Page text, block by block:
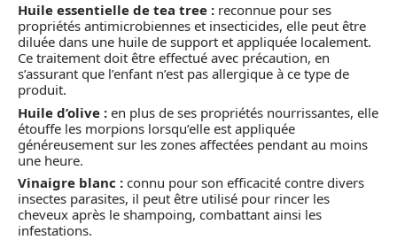
Huile essentielle de tea tree : reconnue pour ses
propriétés antimicrobiennes et insecticides, elle peut être
diluée dans une huile de support et appliquée localement.
Ce traitement doit être effectué avec précaution, en
s’assurant que l’enfant n’est pas allergique à ce type de
produit.
Huile d’olive : en plus de ses propriétés nourrissantes, elle
étouffe les morpions lorsqu’elle est appliquée
généreusement sur les zones affectées pendant au moins
une heure.
Vinaigre blanc : connu pour son efficacité contre divers
insectes parasites, il peut être utilisé pour rincer les
cheveux après le shampoing, combattant ainsi les
infestations.